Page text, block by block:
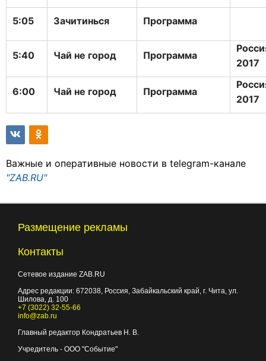
5:05 Зачитинься Программа
5:40 Чай не город Программа
2017
6:00 Чай не город Программа
2017
Важные и оперативные новости в telegram-канале
"ZAB.RU"
Размещение рекламы
Контакты
Сетевое издание ZAB.RU
Адрес редакции: 672038, Россия, Забайкальский край, г. Чита, ул.
Шилова, д. 100
+7 (3022) 32-55-66
info@zab.ru
Главный редактор Кондратьев Н. В.
Учредитель - ООО "Событие"